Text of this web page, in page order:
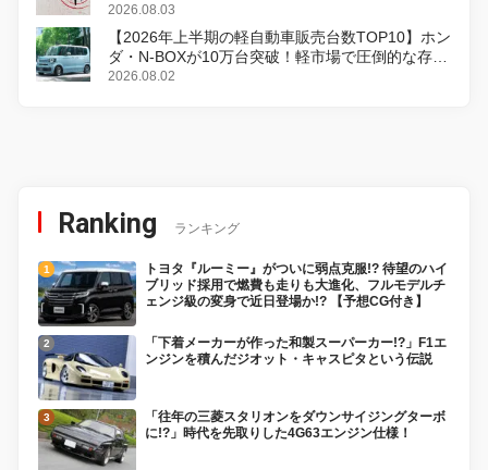
2026.08.03
【2026年上半期の軽自動車販売台数TOP10】ホン
ダ・N-BOXが10万台突破！軽市場で圧倒的な存在
感
2026.08.02
Ranking ランキング
トヨタ『ルーミー』がついに弱点克服!? 待望のハイ
ブリッド採用で燃費も走りも大進化、フルモデルチ
ェンジ級の変身で近日登場か!? 【予想CG付き】
「下着メーカーが作った和製スーパーカー!?」F1エ
ンジンを積んだジオット・キャスピタという伝説
「往年の三菱スタリオンをダウンサイジングターボ
に!?」時代を先取りした4G63エンジン仕様！